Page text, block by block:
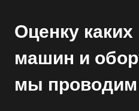
Оценку
машин и
мы проводим